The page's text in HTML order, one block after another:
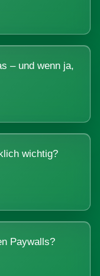
– und wenn ja,
wichtig?
Paywalls?